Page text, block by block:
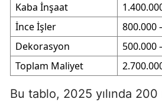
Kaba İnşaat
İnce İşler
800.000
Dekorasyon
500.000
Toplam Maliyet
Bu tablo, 2025 yılında